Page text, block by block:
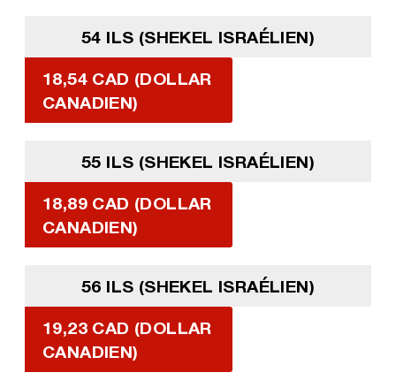
54 ILS (SHEKEL ISRAÉLIEN)
18,54 CAD (DOLLAR
CANADIEN)
55 ILS (SHEKEL ISRAÉLIEN)
18,89 CAD (DOLLAR
CANADIEN)
56 ILS (SHEKEL ISRAÉLIEN)
19,23 CAD (DOLLAR
CANADIEN)